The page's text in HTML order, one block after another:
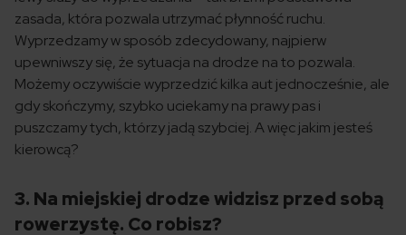
zasada, która pozwala utrzymać płynność ruchu.
Wyprzedzamy w sposób zdecydowany, najpierw
upewniwszy się, że sytuacja na drodze na to pozwala.
Możemy oczywiście wyprzedzić kilka aut jednocześnie, ale
gdy skończymy, szybko uciekamy na prawy pas i
puszczamy tych, którzy jadą szybciej. A więc jakim jesteś
kierowcą?
3. Na miejskiej drodze widzisz przed sobą
rowerzystę. Co robisz?